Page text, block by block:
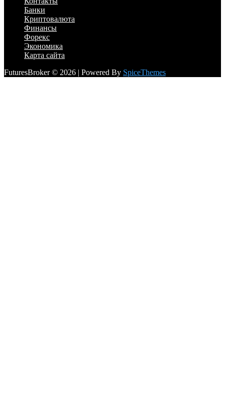
Банки
Криптовалюта
Финансы
Форекс
Экономика
Карта сайта
FuturesBroker © 2026 | Powered By SpiceThemes